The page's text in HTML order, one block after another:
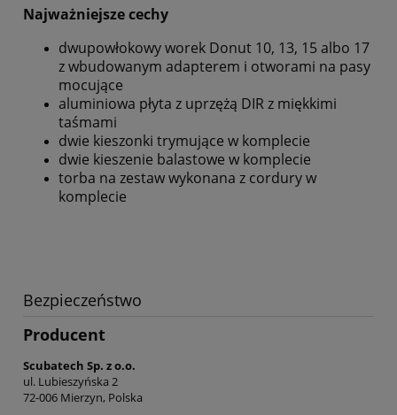
Najważniejsze cechy
dwupowłokowy worek Donut 10, 13, 15 albo 17
z wbudowanym adapterem i otworami na pasy
mocujące
aluminiowa płyta z uprzężą DIR z miękkimi
taśmami
dwie kieszonki trymujące w komplecie
dwie kieszenie balastowe w komplecie
torba na zestaw wykonana z cordury w
komplecie
Bezpieczeństwo
Producent
Scubatech Sp. z o.o.
ul. Lubieszyńska 2
72-006 Mierzyn, Polska